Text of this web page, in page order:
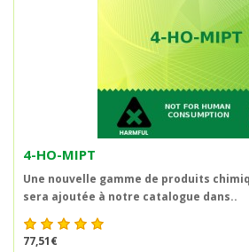
4-HO-MIPT
Une nouvelle gamme de produits
sera ajoutée à notre catalogue dans..
77,51€